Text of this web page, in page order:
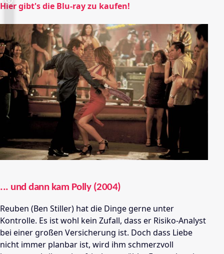
Hier gibt's die Blu-ray zu kaufen!
... und dann kam Polly (2004)
Reuben (Ben Stiller) hat die Dinge gerne unter
Kontrolle. Es ist wohl kein Zufall, dass er Risiko-Analyst
bei einer großen Versicherung ist. Doch dass Liebe
nicht immer planbar ist, wird ihm schmerzvoll